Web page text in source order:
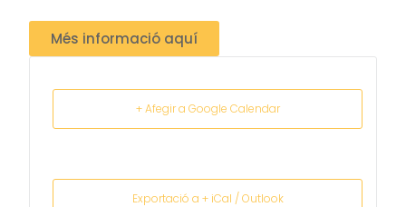
Més informació aquí
+ Afegir a Google Calendar
Exportació a + iCal / Outlook